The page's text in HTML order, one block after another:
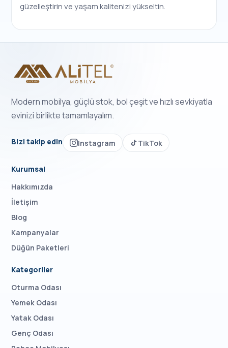
güzelleştirin ve yaşam kalitenizi yükseltin.
Modern mobilya, güçlü stok, bol çeşit ve hızlı sevkiyatla
evinizi birlikte tamamlayalım.
Bizi takip edin Instagram TikTok
Kurumsal
Hakkımızda
İletişim
Blog
Kampanyalar
Düğün Paketleri
Kategoriler
Oturma Odası
Yemek Odası
Yatak Odası
Genç Odası